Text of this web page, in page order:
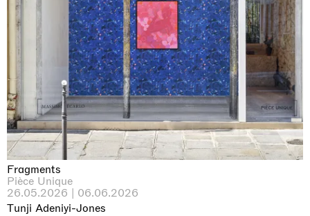
Fragments
Pièce Unique
26.05.2026 | 06.06.2026
Tunji Adeniyi-Jones